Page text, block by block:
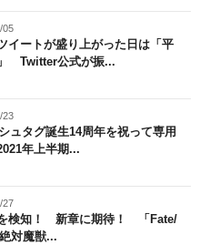
05
イートが盛り上がった日は「平
Twitter公式が振...
23
ュタグ誕生14周年を祝って専用
年上半期...
27
検知！ 新章に期待！ 「Fate/
対魔獣...